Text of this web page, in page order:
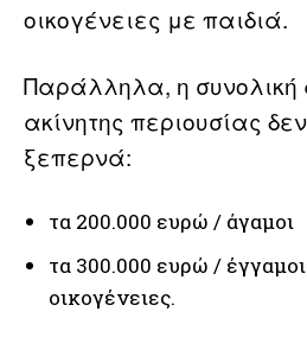
οικογένειες με παιδιά.
Παράλληλα, η συνολική
ακίνητης περιουσίας
ξεπερνά:
τα 200.000 ευρώ / άγαμοι
τα 300.000 ευρώ /
οικογένειες.